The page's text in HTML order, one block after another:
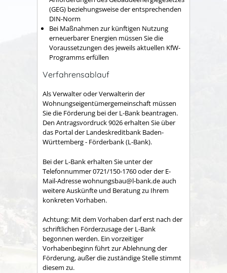
(GEG) beziehungsweise der entsprechenden
DIN-Norm
Bei Maßnahmen zur künftigen Nutzung
erneuerbarer Energien müssen Sie die
Voraussetzungen des jeweils aktuellen KfW-
Programms erfüllen
Verfahrensablauf
Als Verwalter oder Verwalterin der
Wohnungseigentümergemeinschaft müssen
Sie die Förderung bei der L-Bank beantragen.
Den Antragsvordruck 9026 erhalten Sie über
das Portal der Landeskreditbank Baden-
Württemberg - Förderbank (L-Bank).
Bei der L-Bank erhalten Sie unter der
Telefonnummer 0721/150-1760 oder der E-
Mail-Adresse wohnungsbau@l-bank.de auch
weitere Auskünfte und Beratung zu Ihrem
konkreten Vorhaben.
Achtung: Mit dem Vorhaben darf erst nach der
schriftlichen Förderzusage der L-Bank
begonnen werden. Ein vorzeitiger
Vorhabenbeginn führt zur Ablehnung der
Förderung, außer die zuständige Stelle stimmt
diesem zu.